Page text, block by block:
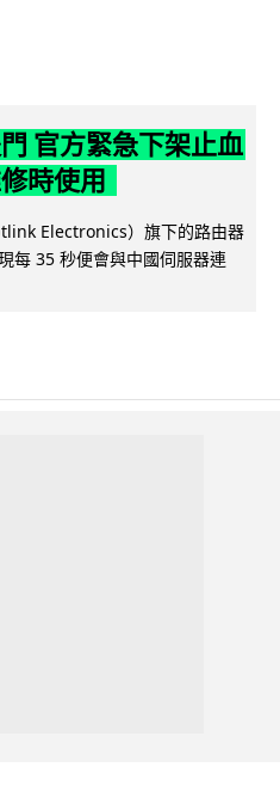
官方緊急下架止血
時使用
Electronics）旗下的路由器
每 35 秒便會與中國伺服器連